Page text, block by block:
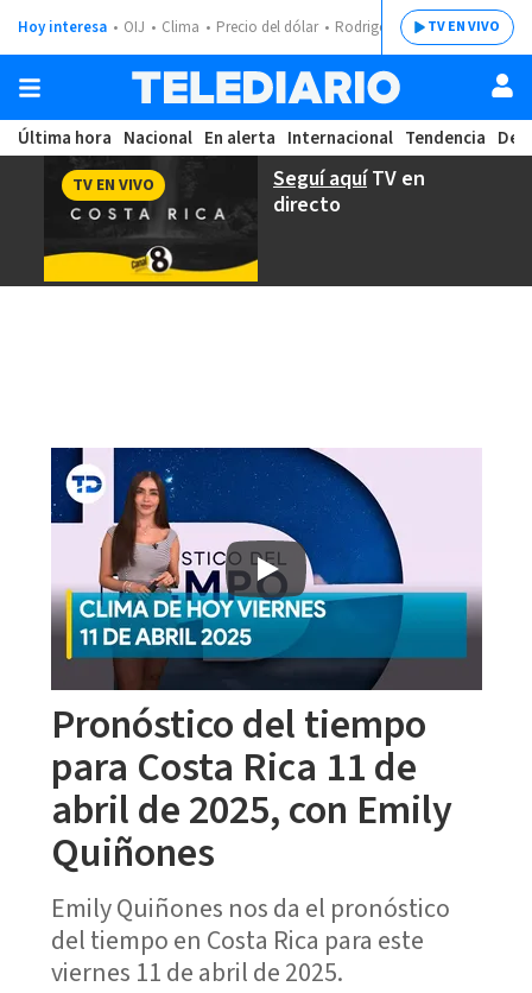
Hoy interesa OIJ Clima Precio del dólar Rodrigo ChavesTV EN VIVO
Última hora Nacional En alerta Internacional Tendencia
Seguí aquíTV en
directo
TV EN VIVO
Pronóstico del tiempo
para Costa Rica 11 de
abril de 2025, con Emily
Quiñones
Emily Quiñones nos da el pronóstico
del tiempo en Costa Rica para este
viernes 11 de abril de 2025.